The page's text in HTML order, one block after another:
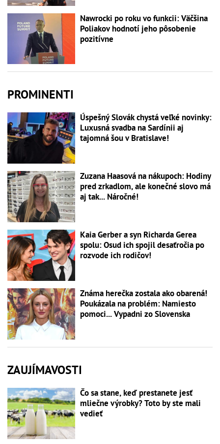
Nawrocki po roku vo funkcii: Väčšina
Poliakov hodnotí jeho pôsobenie
pozitívne
PROMINENTI
Úspešný Slovák chystá veľké novinky:
Luxusná svadba na Sardínii aj
tajomná šou v Bratislave!
Zuzana Haasová na nákupoch: Hodiny
pred zrkadlom, ale konečné slovo má
aj tak... Náročné!
Kaia Gerber a syn Richarda Gerea
spolu: Osud ich spojil desaťročia po
rozvode ich rodičov!
Známa herečka zostala ako obarená!
Poukázala na problém: Namiesto
pomoci... Vypadni zo Slovenska
ZAUJÍMAVOSTI
Čo sa stane, keď prestanete jesť
mliečne výrobky? Toto by ste mali
vedieť